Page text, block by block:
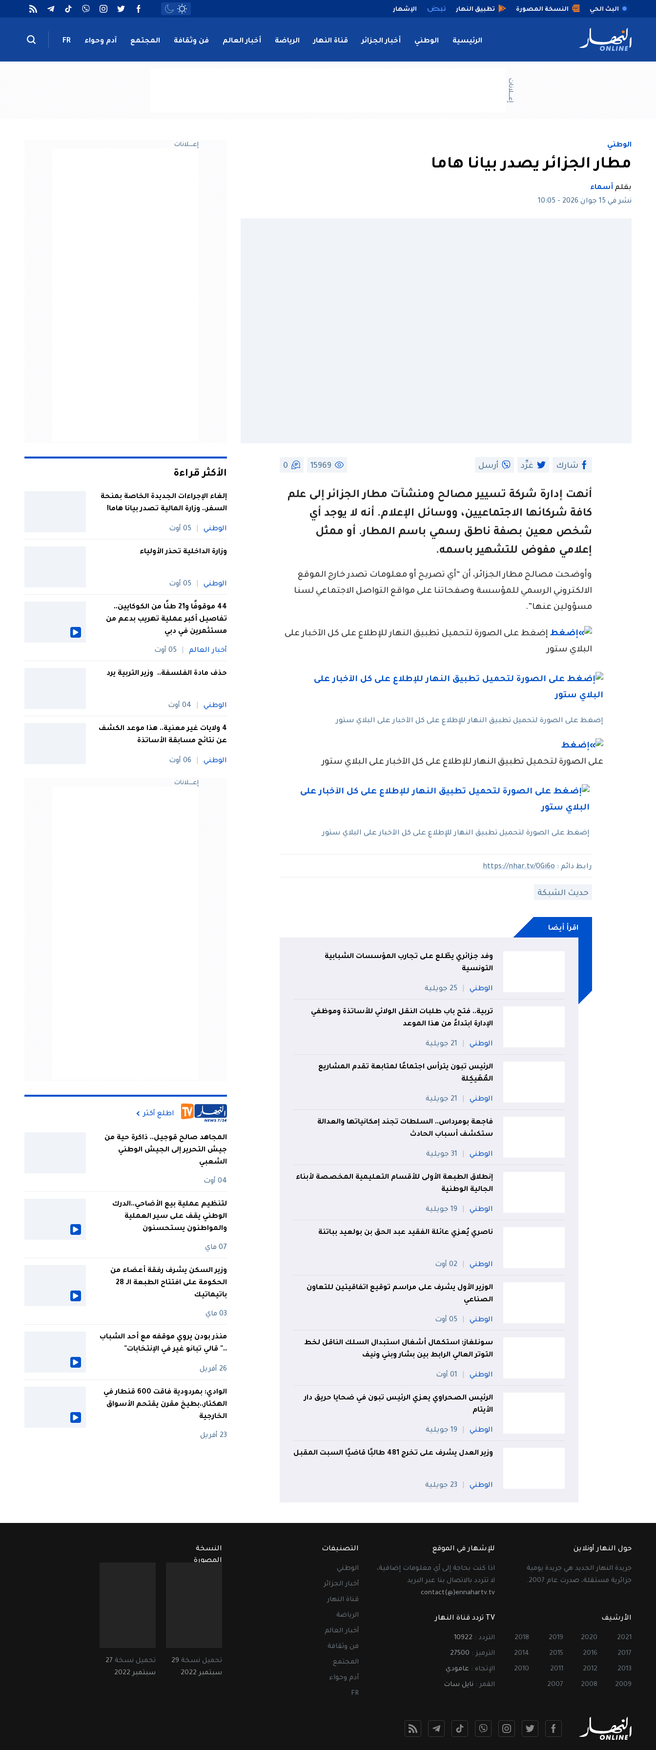
البث الحي النسخة المصورة تطبيق النهار الإشهار
الرئيسية الوطني أخبار الجزائر قناة النهار الرياضة أخبار العالم فن وثقافة المجتمع آدم وحواء FR
إعــــلانات
الوطني
مطار الجزائر يصدر بيانا هاما
بقلم أسماء
نشر في 15 جوان 2026 - 10:05
شارك غرِّد أرسل 15969
0
أنهت إدارة شركة تسيير مصالح ومنشآت مطار الجزائر إلى علم
كافة شركائها الاجتماعيين، ووسائل الإعلام. أنه لا يوجد أي
شخص معين بصفة ناطق رسمي باسم المطار. أو ممثل
إعلامي مفوض للتشهير باسمه.
وأوضحت مصالح مطار الجزائر، أن “أي تصريح أو معلومات تصدر خارج الموقع
الالكتروني الرسمي للمؤسسة وصفحاتنا على مواقع التواصل الاجتماعي لسنا
مسؤولين عنها”.
إضغط على الصورة لتحميل تطبيق النهار للإطلاع على كل الآخبار على
البلاي ستور
إضغط على الصورة لتحميل تطبيق النهار للإطلاع على كل الآخبار على البلاي ستور
على الصورة لتحميل تطبيق النهار للإطلاع على كل الآخبار على البلاي ستور
إضغط على الصورة لتحميل تطبيق النهار للإطلاع على كل الآخبار على البلاي ستور
رابط دائم :https://nhar.tv/0Gi6o
حديث الشبكة
اقرأ أيضا
وفد جزائري يطّلع على تجارب المؤسسات الشبابية
التونسية
الوطني 25 جويلية
تربية.. فتح باب طلبات النقل الولائي للأساتذة وموظفي
الإدارة ابتداءً من هذا الموعد
الوطني 21 جويلية
الرئيس تبون يترأس اجتماعًا لمتابعة تقدم المشاريع
المُهَيكِلة
الوطني 21 جويلية
فاجعة بومرداس.. السلطات تجند إمكانياتها والعدالة
ستكشف أسباب الحادث
الوطني 31 جويلية
إنطلاق الطبعة الأولى للأقسام التعليمية المخصصة لأبناء
الجالية الوطنية
الوطني 19 جويلية
ناصري يُعزي عائلة الفقيد عبد الحق بن بولعيد بباتنة
الوطني 02 أوت
الوزير الأول يشرف على مراسم توقيع اتفاقيتين للتعاون
الصناعي
الوطني 05 أوت
سونلغاز: استكمال أشغال استبدال السلك الناقل لخط
التوتر العالي الرابط بين بشار وبني ونيف
الوطني 01 أوت
الرئيس الصحراوي يعزي الرئيس تبون في ضحايا حريق دار
الأيتام
الوطني 19 جويلية
وزير العدل يشرف على تخرج 481 طالبًا قاضيًا السبت المقبل
الوطني 23 جويلية
إعــــلانات
الأكثر قراءة
إلغاء الإجراءات الجديدة الخاصة بمنحة
السفر.. وزارة المالية تصدر بيانا هاما!
الوطني 05 أوت
وزارة الداخلية تحذر الأولياء
الوطني 05 أوت
44 موقوفًا و21 طنًا من الكوكايين..
تفاصيل أكبر عملية تهريب بدعم من
مستثمرين في دبي
أخبار العالم 05 أوت
حذف مادة الفلسفة.. وزير التربية يرد
الوطني 04 أوت
4 ولايات غير معنية.. هذا موعد الكشف
عن نتائج مسابقة الأساتذة
الوطني 06 أوت
إعــــلانات
اطلع أكثر
المجاهد صالح قوجيل.. ذاكرة حية من
جيش التحرير إلى الجيش الوطني
الشعبي
04 أوت
لتنظيم عملية بيع الأضاحي..الدرك
الوطني يقف على سير العملية
والمواطنون يستحسنون
07 ماي
وزير السكن يشرف رفقة أعضاء من
الحكومة على افتتاح الطبعة الـ 28
باتيماتيك
03 ماي
منذر بودن يروي موقفه مع أحد الشباب
.." قالي تبانو غير في الإنتخابات"
26 أفريل
الوادي: بمردودية فاقت 600 قنطار في
الهكتار..بطيخ مقرن يقتحم الأسواق
الخارجية
23 أفريل
حول النهار أونلاين
جريدة النهار الجديد هي جريدة يومية
جزائرية مستقلة، صدرت عام 2007.
للإشهار في الموقع
اذا كنت بحاجة إلى أي معلومات إضافية،
لا تتردد بالاتصال بنا عبر البريد
contact(@)ennahartv.tv
الأرشيف
2021
2020
2019
2018
2017
2016
2015
2014
2013
2012
2011
2010
2009
2008
2007
TV تردد قناة النهار
التردد : 10922
الترميز : 27500
الإتجاه : عامودي
القمر : نايل سات
التصنيفات
الوطني
أخبار الجزائر
قناة النهار
الرياضة
أخبار العالم
فن وثقافة
المجتمع
آدم وحواء
FR
النسخة
المصورة
تحميل نسخة 29
سبتمبر 2022
تحميل نسخة 27
سبتمبر 2022